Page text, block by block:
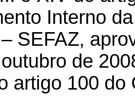
Interno
SEFAZ,
de
artigo 100 do